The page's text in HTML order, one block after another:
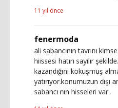
11 yıl önce
fenermoda
ali sabancının tavrını
hiissesi hatırı sayılır
kazandığını kokuşmuş
yatırıyor.konumuzun dışı
sabancı nın hisseleri var .